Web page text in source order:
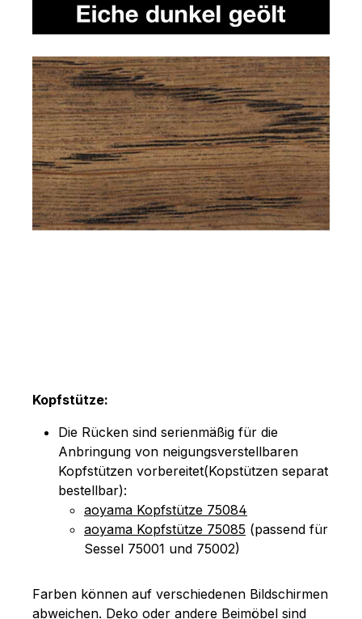
Kopfstütze:
Die Rücken sind serienmäßig für die
Anbringung von neigungsverstellbaren
Kopfstützen vorbereitet(Kopstützen separat
bestellbar):
aoyama Kopfstütze 75084
aoyama Kopfstütze 75085 (passend für
Sessel 75001 und 75002)
Farben können auf verschiedenen Bildschirmen
abweichen. Deko oder andere Beimöbel sind